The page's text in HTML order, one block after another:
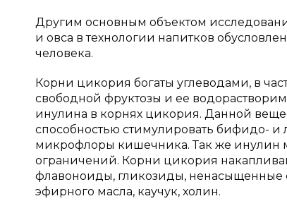
Другим основным объектом
и овса в технологии напитков
человека.
Корни цикория богаты углеводами, в
свободной фруктозы и ее
инулина в корнях цикория. Данной
способностью стимулировать бифидо- и
микрофлоры кишечника. Так же инулин
ограничений. Корни цикория
флавоноиды, гликозиды, ненасыщенные
эфирного масла, каучук, холин.